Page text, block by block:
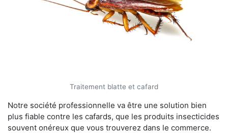
Traitement blatte et cafard
Notre société professionnelle va être une solution bien
plus fiable contre les cafards, que les produits insecticides
souvent onéreux que vous trouverez dans le commerce.